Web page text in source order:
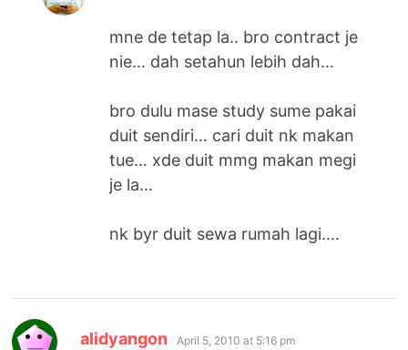
mne de tetap la.. bro contract je
nie… dah setahun lebih dah…
bro dulu mase study sume pakai
duit sendiri… cari duit nk makan
tue… xde duit mmg makan megi
je la…
nk byr duit sewa rumah lagi….
alidyangon says:
April 5, 2010 at 5:16 pm